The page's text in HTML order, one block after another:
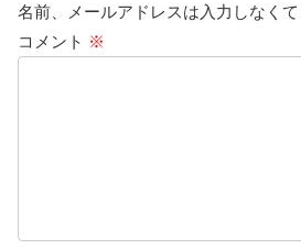
名前、メールアドレスは入力しなくて
コメント ※